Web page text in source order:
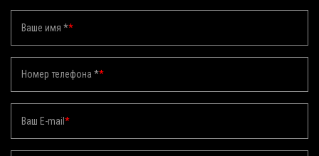
Ваше имя **
Номер телефона **
Ваш E-mail *